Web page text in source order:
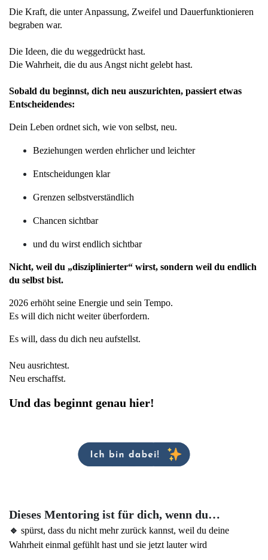
Die Kraft, die unter Anpassung, Zweifel und Dauerfunktionieren
begraben war.
Die Ideen, die du weggedrückt hast.
Die Wahrheit, die du aus Angst nicht gelebt hast.
Sobald du beginnst, dich neu auszurichten, passiert etwas
Entscheidendes:
Dein Leben ordnet sich, wie von selbst, neu.
Beziehungen werden ehrlicher und leichter
Entscheidungen klar
Grenzen selbstverständlich
Chancen sichtbar
und du wirst endlich sichtbar
Nicht, weil du „disziplinierter“ wirst, sondern weil du endlich
du selbst bist.
2026 erhöht seine Energie und sein Tempo.
Es will dich nicht weiter überfordern.
Es will, dass du dich neu aufstellst.
Neu ausrichtest.
Neu erschaffst.
Und das beginnt genau hier!
Dieses Mentoring ist für dich, wenn du…
🔹 spürst, dass du nicht mehr zurück kannst, weil du deine
Wahrheit einmal gefühlt hast und sie jetzt lauter wird